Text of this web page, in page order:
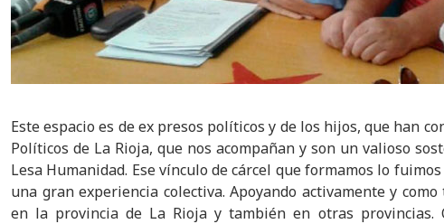
Este espacio es de ex presos políticos y de los hijos, que han
Políticos de La Rioja, que nos acompañan y son un valioso
Lesa Humanidad. Ese vínculo de cárcel que formamos lo
una gran experiencia colectiva. Apoyando activamente y
en la provincia de La Rioja y también en otras provincias.